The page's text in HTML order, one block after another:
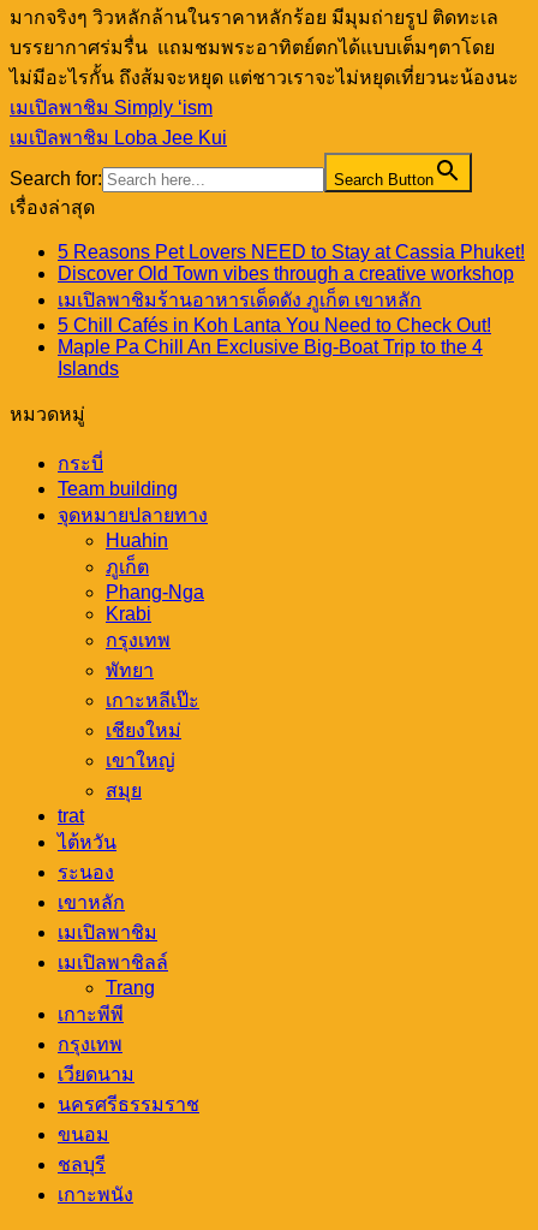
มากจริงๆ วิวหลักล้านในราคาหลักร้อย มีมุมถ่ายรูป ติดทะเล
บรรยากาศร่มรื่น แถมชมพระอาทิตย์ตกได้แบบเต็มๆตาโดย
ไม่มีอะไรกั้น ถึงส้มจะหยุด แต่ชาวเราจะไม่หยุดเที่ยวนะน้องนะ
เมเปิลพาชิม Simply ‘ism
เมเปิลพาชิม Loba Jee Kui
Search for:
Search Button
เรื่องล่าสุด
5 Reasons Pet Lovers NEED to Stay at Cassia Phuket!
Discover Old Town vibes through a creative workshop
เมเปิลพาชิมร้านอาหารเด็ดดัง ภูเก็ต เขาหลัก
5 Chill Cafés in Koh Lanta You Need to Check Out!
Maple Pa Chill An Exclusive Big-Boat Trip to the 4
Islands
หมวดหมู่
กระบี่
Team building
จุดหมายปลายทาง
Huahin
ภูเก็ต
Phang-Nga
Krabi
กรุงเทพ
พัทยา
เกาะหลีเป๊ะ
เชียงใหม่
เขาใหญ่
สมุย
trat
ไต้หวัน
ระนอง
เขาหลัก
เมเปิลพาชิม
เมเปิลพาชิลล์
Trang
เกาะพีพี
กรุงเทพ
เวียดนาม
นครศรีธรรมราช
ขนอม
ชลบุรี
เกาะพนัง